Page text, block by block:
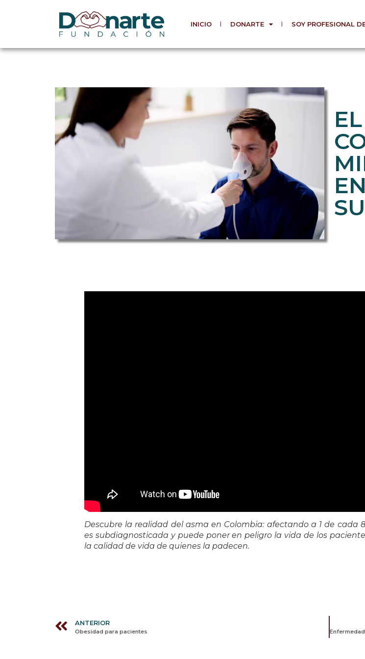
INICIO DONARTE SOY PROFESIONAL
Descubre la realidad del asma en Colombia: afectando a 1 de cada
es subdiagnosticada y puede poner en peligro la vida de los
la calidad de vida de quienes la padecen.
ANTERIOR
Obesidad para pacientes